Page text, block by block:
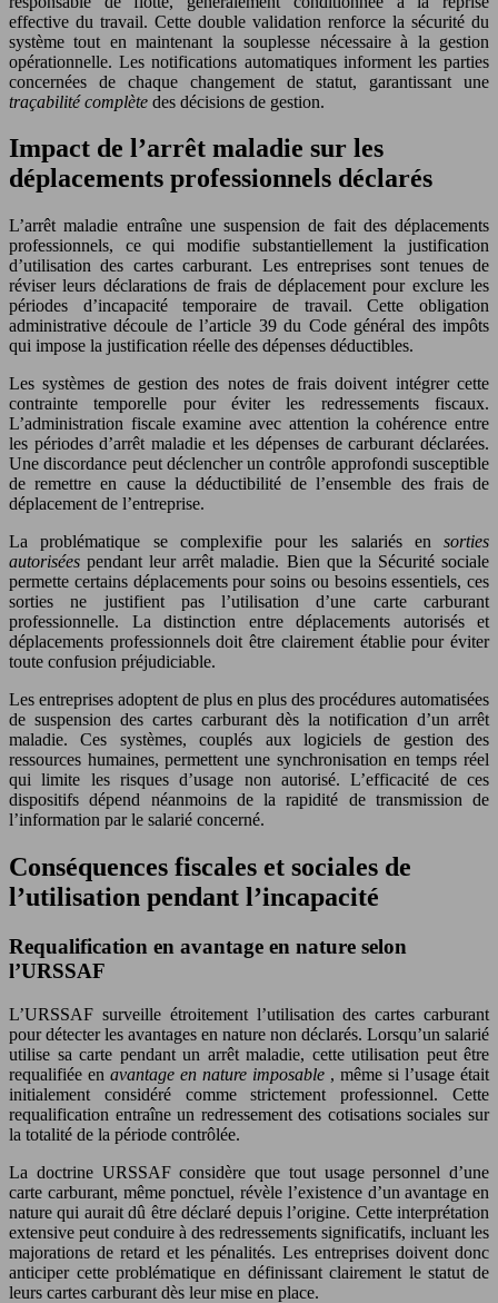
effective du travail. Cette double validation renforce la sécurité du
système tout en maintenant la souplesse nécessaire à la gestion
opérationnelle. Les notifications automatiques informent les parties
concernées de chaque changement de statut, garantissant une
traçabilité complète des décisions de gestion.
Impact de l’arrêt maladie sur les
déplacements professionnels déclarés
L’arrêt maladie entraîne une suspension de fait des déplacements
professionnels, ce qui modifie substantiellement la justification
d’utilisation des cartes carburant. Les entreprises sont tenues de
réviser leurs déclarations de frais de déplacement pour exclure les
périodes d’incapacité temporaire de travail. Cette obligation
administrative découle de l’article 39 du Code général des impôts
qui impose la justification réelle des dépenses déductibles.
Les systèmes de gestion des notes de frais doivent intégrer cette
contrainte temporelle pour éviter les redressements fiscaux.
L’administration fiscale examine avec attention la cohérence entre
les périodes d’arrêt maladie et les dépenses de carburant déclarées.
Une discordance peut déclencher un contrôle approfondi susceptible
de remettre en cause la déductibilité de l’ensemble des frais de
déplacement de l’entreprise.
La problématique se complexifie pour les salariés en sorties
autoriséespendant leur arrêt maladie. Bien que la Sécurité sociale
permette certains déplacements pour soins ou besoins essentiels, ces
sorties ne justifient pas l’utilisation d’une carte carburant
professionnelle. La distinction entre déplacements autorisés et
déplacements professionnels doit être clairement établie pour éviter
toute confusion préjudiciable.
Les entreprises adoptent de plus en plus des procédures automatisées
de suspension des cartes carburant dès la notification d’un arrêt
maladie. Ces systèmes, couplés aux logiciels de gestion des
ressources humaines, permettent une synchronisation en temps réel
qui limite les risques d’usage non autorisé. L’efficacité de ces
dispositifs dépend néanmoins de la rapidité de transmission de
l’information par le salarié concerné.
Conséquences fiscales et sociales de
l’utilisation pendant l’incapacité
Requalification en avantage en nature selon
l’URSSAF
L’URSSAF surveille étroitement l’utilisation des cartes carburant
pour détecter les avantages en nature non déclarés. Lorsqu’un salarié
utilise sa carte pendant un arrêt maladie, cette utilisation peut être
requalifiée en avantage en nature imposable , même si l’usage était
initialement considéré comme strictement professionnel. Cette
requalification entraîne un redressement des cotisations sociales sur
la totalité de la période contrôlée.
La doctrine URSSAF considère que tout usage personnel d’une
carte carburant, même ponctuel, révèle l’existence d’un avantage en
nature qui aurait dû être déclaré depuis l’origine. Cette interprétation
extensive peut conduire à des redressements significatifs, incluant les
majorations de retard et les pénalités. Les entreprises doivent donc
anticiper cette problématique en définissant clairement le statut de
leurs cartes carburant dès leur mise en place.